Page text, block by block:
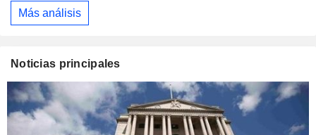
Más análisis
Noticias principales